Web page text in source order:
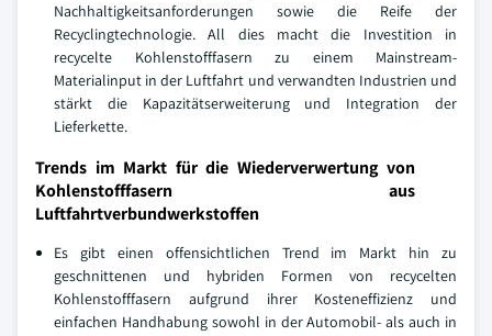
Nachhaltigkeitsanforderungen sowie die Reife der
Recyclingtechnologie. All dies macht die Investition in
recycelte Kohlenstofffasern zu einem Mainstream-
Materialinput in der Luftfahrt und verwandten Industrien und
stärkt die Kapazitätserweiterung und Integration der
Lieferkette.
Trends im Markt für die Wiederverwertung von
Kohlenstofffasern aus
Luftfahrtverbundwerkstoffen
Es gibt einen offensichtlichen Trend im Markt hin zu
geschnittenen und hybriden Formen von recycelten
Kohlenstofffasern aufgrund ihrer Kosteneffizienz und
einfachen Handhabung sowohl in der Automobil- als auch in